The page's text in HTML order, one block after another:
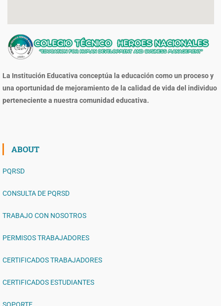
La Institución Educativa conceptúa la educación como un proceso y
una oportunidad de mejoramiento de la calidad de vida del individuo
perteneciente a nuestra comunidad educativa.
ABOUT
PQRSD
CONSULTA DE PQRSD
TRABAJO CON NOSOTROS
PERMISOS TRABAJADORES
CERTIFICADOS TRABAJADORES
CERTIFICADOS ESTUDIANTES